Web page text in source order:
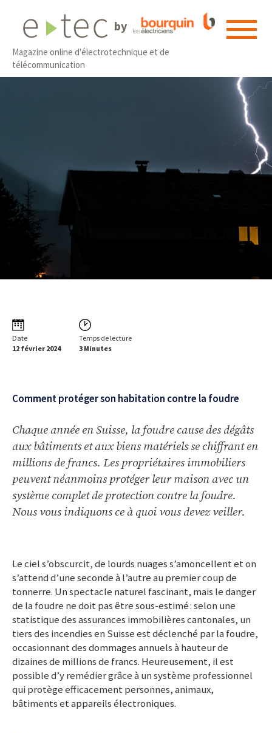
by
Magazine online d'électrotechnique et de
télécommunication
Date
12 février 2024
Temps de lecture
3 Minutes
Comment protéger son habitation contre la foudre
Chaque année en Suisse, la foudre cause des dégâts
aux bâtiments et aux biens matériels se chiffrant en
millions de francs. Les propriétaires immobiliers
peuvent néanmoins protéger leur maison avec un
système complet de protection contre la foudre.
Nous vous indiquons ce à quoi vous devez veiller.
Le ciel s’obscurcit, de lourds nuages s’amoncellent et on
s’attend d’une seconde à l’autre au premier coup de
tonnerre. Un spectacle naturel fascinant, mais le danger
de la foudre ne doit pas être sous-estimé : selon une
statistique des assurances immobilières cantonales, un
tiers des incendies en Suisse est déclenché par la foudre,
occasionnant des dommages annuels à hauteur de
dizaines de millions de francs. Heureusement, il est
possible d’y remédier grâce à un système professionnel
qui protège efficacement personnes, animaux,
bâtiments et appareils électroniques.